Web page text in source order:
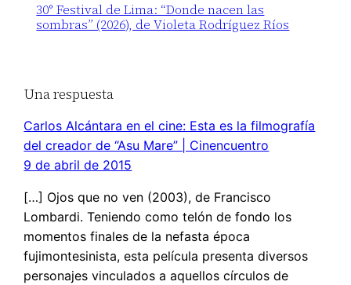
30° Festival de Lima: “Donde nacen las
sombras” (2026), de Violeta Rodríguez Ríos
Una respuesta
Carlos Alcántara en el cine: Esta es la filmografía
del creador de “Asu Mare” | Cinencuentro
9 de abril de 2015
[…] Ojos que no ven (2003), de Francisco
Lombardi. Teniendo como telón de fondo los
momentos finales de la nefasta época
fujimontesinista, esta película presenta diversos
personajes vinculados a aquellos círculos de